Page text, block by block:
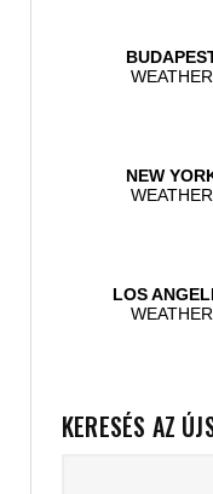
KERESÉS AZ